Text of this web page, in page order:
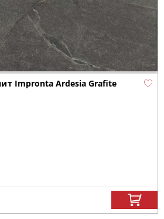
Impronta Ardesia Grafite